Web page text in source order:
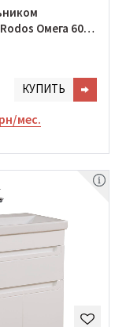
Омега 60
КУПИТЬ
мес.